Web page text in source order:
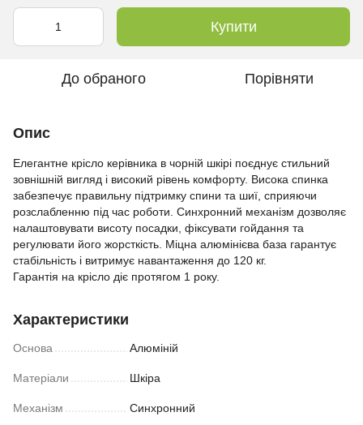
Купити
До обраного Порівняти
Опис
Елегантне крісло керівника в чорній шкірі поєднує стильний
зовнішній вигляд і високий рівень комфорту. Висока спинка
забезпечує правильну підтримку спини та шиї, сприяючи
розслабленню під час роботи. Синхронний механізм дозволяє
налаштовувати висоту посадки, фіксувати гойдання та
регулювати його жорсткість. Міцна алюмінієва база гарантує
стабільність і витримує навантаження до 120 кг.
Гарантія на крісло діє протягом 1 року.
Характеристики
Основа Алюміній
Матеріали Шкіра
Механізм Синхронний